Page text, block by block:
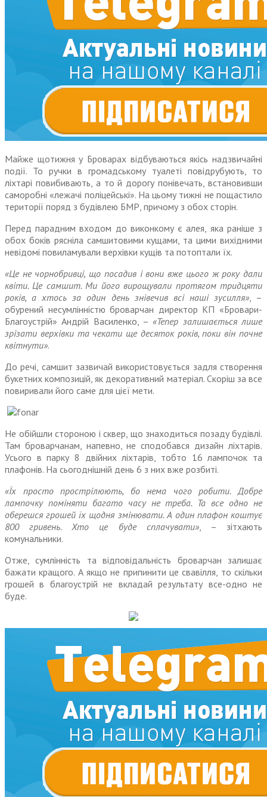
Майже щотижня у Броварах відбуваються якісь надзвичайні
події. То ручки в громадському туалеті повідрубують, то
ліхтарі повибивають, а то й дорогу понівечать, встановивши
саморобні «лежачі поліцейські». На цьому тижні не пощастило
території поряд з будівлею БМР, причому з обох сторін.
Перед парадним входом до виконкому є алея, яка раніше з
обох боків рясніла самшитовими кущами, та цими вихідними
невідомі повиламували верхівки кущів та потоптали їх.
«Це не чорнобривці, що посадив і вони вже цього ж року дали
квіти. Це самшит. Ми його вирощували протягом тридцяти
років, а хтось за один день знівечив всі наші зусилля», –
обурений несумлінністю броварчан директор КП «Бровари-
Благоустрій» Андрій Василенко, – «Тепер залишається лише
зрізати верхівки та чекати ще десяток років, поки він почне
квітнути».
До речі, самшит зазвичай використовується задля створення
букетних композицій, як декоративний матеріал. Скоріш за все
повиривали його саме для цієї мети.
Не обійшли стороною і сквер, що знаходиться позаду будівлі.
Там броварчанам, напевно, не сподобався дизайн ліхтарів.
Усього в парку 8 двійних ліхтарів, тобто 16 лампочок та
плафонів. На сьогоднішній день 6 з них вже розбиті.
«Їх просто прострілюють, бо нема чого робити. Добре
лампочку поміняти багато часу не треба. Та все одно не
оберешся грошей їх щодня змінювати. А один плафон коштує
800 гривень. Хто це буде сплачувати», – зітхають
комунальники.
Отже, сумлінність та відповідальність броварчан залишає
бажати кращого. А якщо не припинити це свавілля, то скільки
грошей в благоустрій не вкладай результату все-одно не
буде.